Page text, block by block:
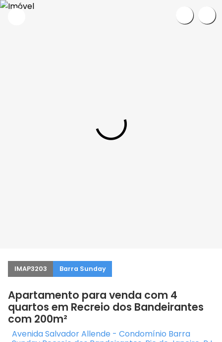
IMAP3203 Barra Sunday
Apartamento para venda com 4
quartos em Recreio dos Bandeirantes
com 200m²
Avenida Salvador Allende - Condomínio Barra